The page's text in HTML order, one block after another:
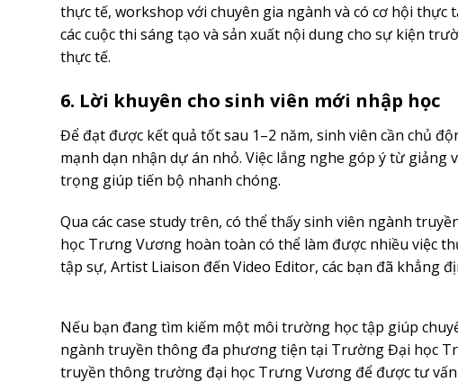
thực tế, workshop với chuyên gia ngành và có cơ hội
các cuộc thi sáng tạo và sản xuất nội dung cho sự kiện
thực tế.
6. Lời khuyên cho sinh viên mới nhập học
Để đạt được kết quả tốt sau 1–2 năm, sinh viên cần chủ
mạnh dạn nhận dự án nhỏ. Việc lắng nghe góp ý từ giảng
trọng giúp tiến bộ nhanh chóng.
Qua các case study trên, có thể thấy sinh viên ngành
học Trưng Vương hoàn toàn có thể làm được nhiều việc
tập sự, Artist Liaison đến Video Editor, các bạn đã khẳng
Nếu bạn đang tìm kiếm một môi trường học tập giúp
ngành truyền thông đa phương tiện tại Trường Đại học
truyền thông trường đại học Trưng Vương để được tư